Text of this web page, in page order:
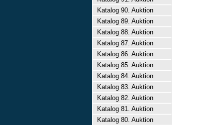
Katalog 90. Auktion
Katalog 89. Auktion
Katalog 88. Auktion
Katalog 87. Auktion
Katalog 86. Auktion
Katalog 85. Auktion
Katalog 84. Auktion
Katalog 83. Auktion
Katalog 82. Auktion
Katalog 81. Auktion
Katalog 80. Auktion